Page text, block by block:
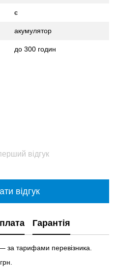
є
акумулятор
до 300 годин
відгук
відгук
Гарантія
за тарифами перевізника.